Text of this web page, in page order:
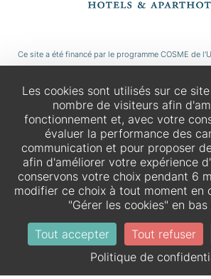
Ce site a été financé par le programme COSME de
Les cookies sont utilisés sur ce
nombre de visiteurs afin
fonctionnement et, avec votre
évaluer la performance des
communication et pour proposer
afin d'améliorer votre expérience
conservons votre choix pendant 6
modifier ce choix à tout moment en
"Gérer les cookies" en
Tout accepter Tout refuser
Politique de